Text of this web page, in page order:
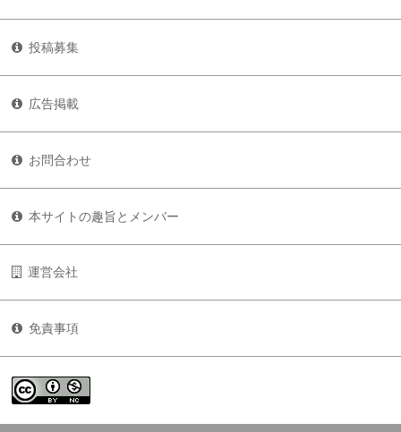
投稿募集
広告掲載
お問合わせ
本サイトの趣旨とメンバー
運営会社
免責事項